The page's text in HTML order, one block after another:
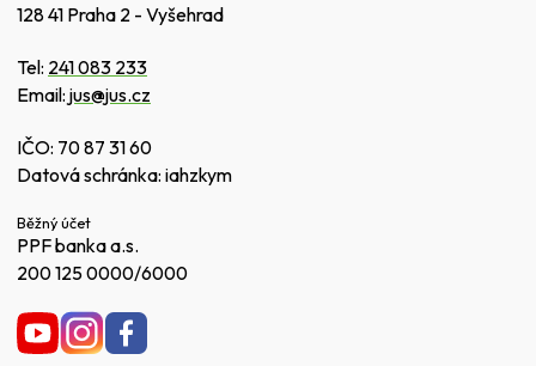
128 41 Praha 2 - Vyšehrad
Tel: 241 083 233
Email: jus@jus.cz
IČO: 70 87 31 60
Datová schránka: iahzkym
Běžný účet
PPF banka a.s.
200 125 0000/6000